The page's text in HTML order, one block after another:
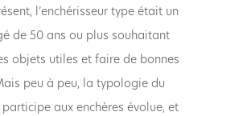
l’enchérisseur type était un
de 50 ans ou plus souhaitant
objets utiles et faire de bonnes
peu à peu, la typologie du
aux enchères évolue, et